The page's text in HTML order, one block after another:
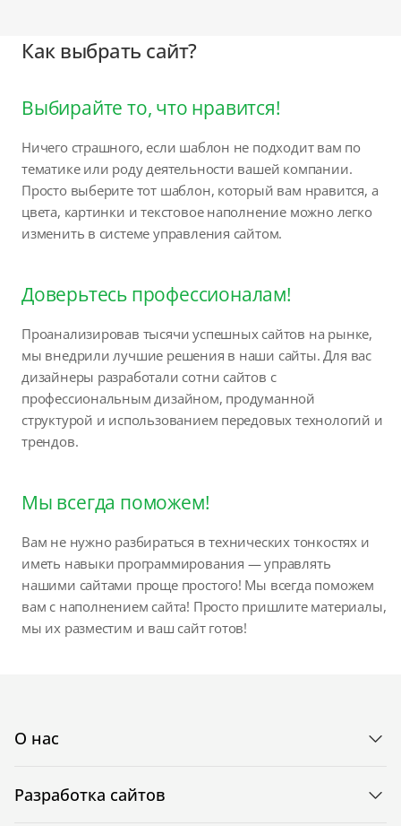
Как выбрать сайт?
Выбирайте то, что нравится!
Ничего страшного, если шаблон не подходит вам по
тематике или роду деятельности вашей компании.
Просто выберите тот шаблон, который вам нравится, а
цвета, картинки и текстовое наполнение можно легко
изменить в системе управления сайтом.
Доверьтесь профессионалам!
Проанализировав тысячи успешных сайтов на рынке,
мы внедрили лучшие решения в наши сайты. Для вас
дизайнеры разработали сотни сайтов с
профессиональным дизайном, продуманной
структурой и использованием передовых технологий и
трендов.
Мы всегда поможем!
Вам не нужно разбираться в технических тонкостях и
иметь навыки программирования — управлять
нашими сайтами проще простого! Мы всегда поможем
вам с наполнением сайта! Просто пришлите материалы,
мы их разместим и ваш сайт готов!
О нас
Разработка сайтов